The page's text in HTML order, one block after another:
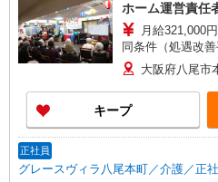
ホーム運営責任
月給321,000円〜 【内訳】 ※試用期
同条件（処遇改
調整給 28,500円 職務手当 31,000円 初任給調
整手当 1,500円
遇改善手当のみ試
改善手当の金額
経験を勘案して
大阪府八尾市
キープ
正社員
グレースヴィラ八尾本町／介護／正